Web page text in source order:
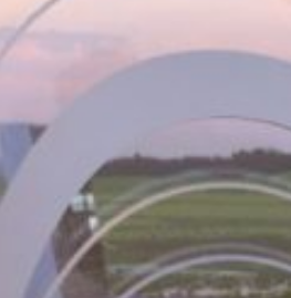
Aviso Legal
Política de Privacidad
Política de Cookies